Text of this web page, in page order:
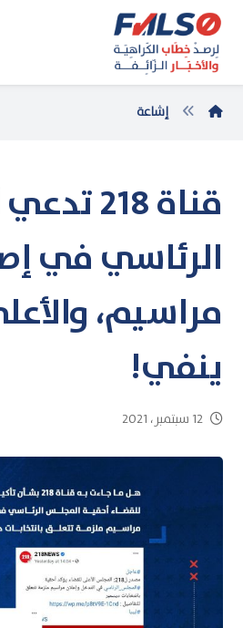
إشاعة
قناة 218
الرئاسي في
مراسيم،
ينفي!
12 سبتمبر، 2021